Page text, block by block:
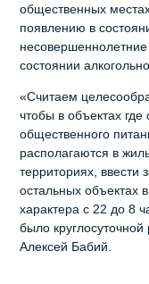
общественных
появлению в
состоянии
«Считаем
чтобы в объектах
общественного
располагаются в
территориях, ввести
остальных объектах
характера с 22 до 8
было
Алексей Бабий.